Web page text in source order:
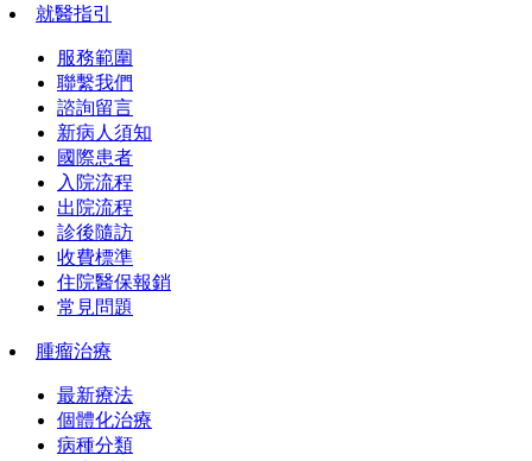
就醫指引
服務範圍
聯繫我們
諮詢留言
新病人須知
國際患者
入院流程
出院流程
診後隨訪
收費標準
住院醫保報銷
常見問題
腫瘤治療
最新療法
個體化治療
病種分類